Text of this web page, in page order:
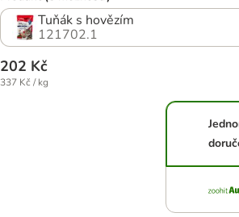
Tuňák s hovězím
121702.1
202 Kč
337 Kč / kg